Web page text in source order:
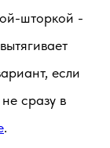
шторкой -
если
сразу в
.